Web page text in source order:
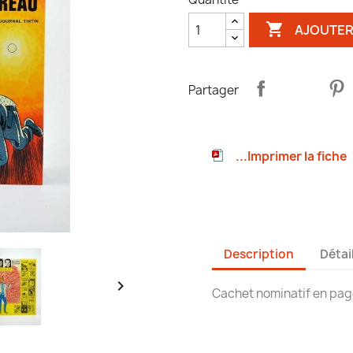


Partager
...Imprimer la fiche
Description
Cachet nominatif en